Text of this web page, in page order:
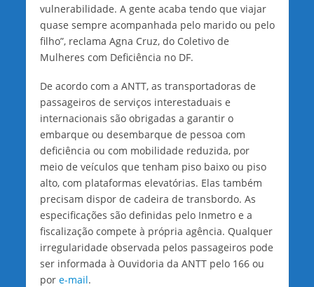
vulnerabilidade. A gente acaba tendo que viajar
quase sempre acompanhada pelo marido ou pelo
filho”, reclama Agna Cruz, do Coletivo de
Mulheres com Deficiência no DF.
De acordo com a ANTT, as transportadoras de
passageiros de serviços interestaduais e
internacionais são obrigadas a garantir o
embarque ou desembarque de pessoa com
deficiência ou com mobilidade reduzida, por
meio de veículos que tenham piso baixo ou piso
alto, com plataformas elevatórias. Elas também
precisam dispor de cadeira de transbordo. As
especificações são definidas pelo Inmetro e a
fiscalização compete à própria agência. Qualquer
irregularidade observada pelos passageiros pode
ser informada à Ouvidoria da ANTT pelo 166 ou
por e-mail.